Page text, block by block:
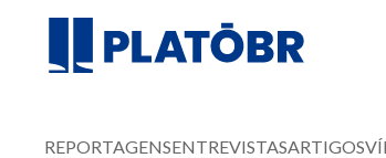
REPORTAGENSENTREVISTASARTIGOS